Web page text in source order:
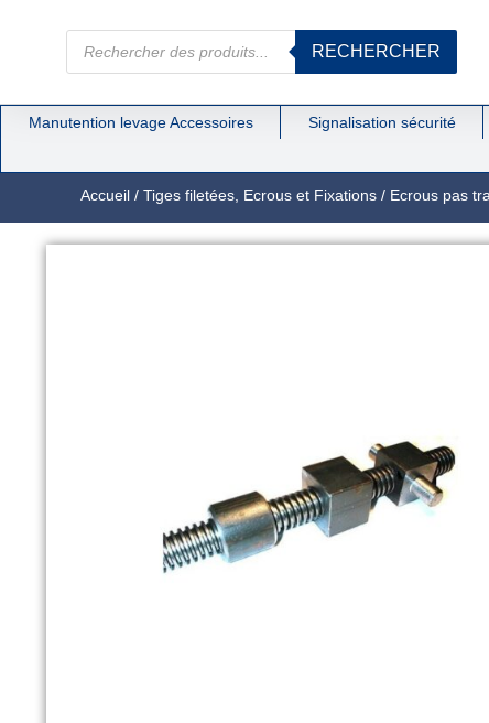
RECHERCHER
Manutention levage Accessoires Signalisation sécurité
Accueil / Tiges filetées, Ecrous et Fixations / Ecrous pas